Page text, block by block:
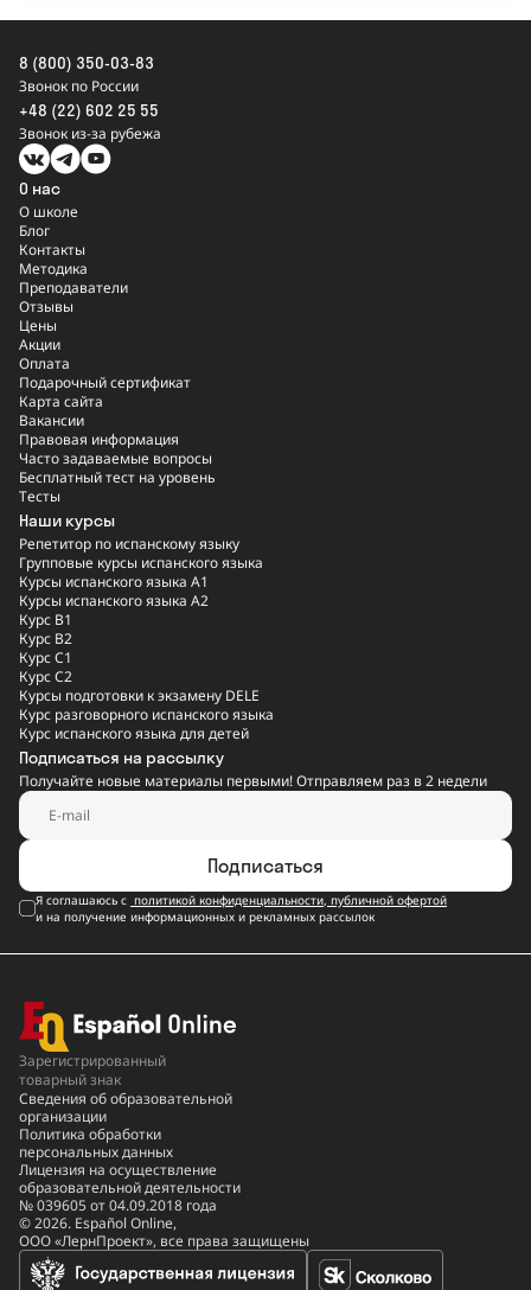
8 (800) 350-03-83
Звонок по России
+48 (22) 602 25 55
Звонок из-за рубежа
О нас
О школе
Блог
Контакты
Методика
Преподаватели
Отзывы
Цены
Акции
Оплата
Подарочный сертификат
Карта сайта
Вакансии
Правовая информация
Часто задаваемые вопросы
Бесплатный тест на уровень
Тесты
Наши курсы
Репетитор по испанскому языку
Групповые курсы испанского языка
Курсы испанского языка A1
Курсы испанского языка A2
Курс B1
Курс B2
Курс C1
Курс C2
Курсы подготовки к экзамену DELE
Курс разговорного испанского языка
Курс испанского языка для детей
Подписаться на рассылку
Получайте новые материалы первыми! Отправляем раз в 2 недели
Подписаться
Я соглашаюсь с политикой конфиденциальности, публичной офертой
и на получение информационных и рекламных рассылок
Зарегистрированный
товарный знак
Сведения об образовательной
организации
Политика обработки
персональных данных
Лицензия на осуществление
образовательной деятельности
№ 039605 от 04.09.2018 года
© 2026. Español Online,
ООО «ЛернПроект», все права защищены